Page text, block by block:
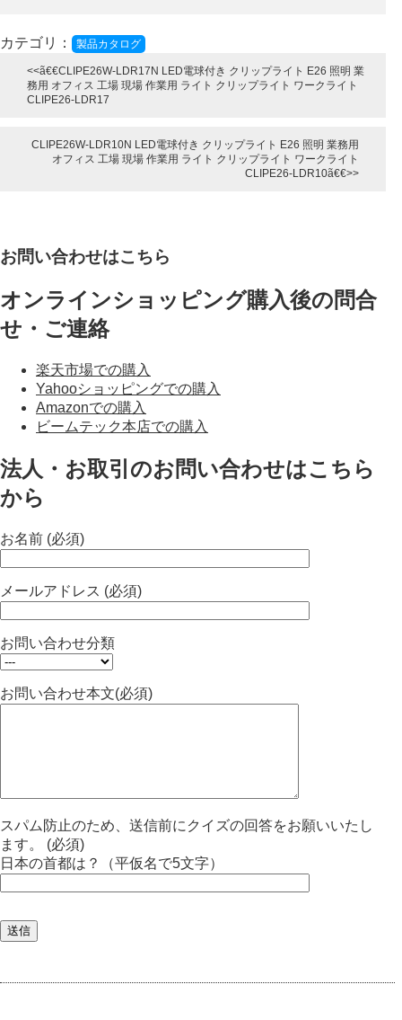
カテゴリ： 製品カタログ
CLIPE26W-LDR17N LED電球付き クリップライト E26 照明 業
務用 オフィス 工場 現場 作業用 ライト クリップライト ワークライト
CLIPE26-LDR17
CLIPE26W-LDR10N LED電球付き クリップライト E26 照明 業務用
オフィス 工場 現場 作業用 ライト クリップライト ワークライト
CLIPE26-LDR10
お問い合わせはこちら
オンラインショッピング購入後の問合
せ・ご連絡
楽天市場での購入
Yahooショッピングでの購入
Amazonでの購入
ビームテック本店での購入
法人・お取引のお問い合わせはこちら
から
お名前 (必須)
メールアドレス (必須)
お問い合わせ分類
お問い合わせ本文(必須)
スパム防止のため、送信前にクイズの回答をお願いいたし
ます。 (必須)
日本の首都は？（平仮名で5文字）